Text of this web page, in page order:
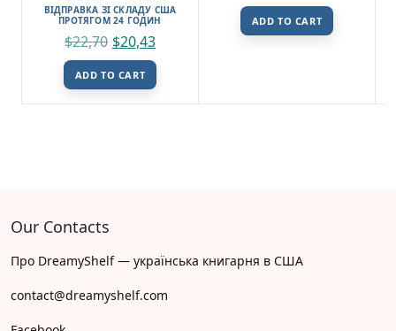
ВІДПРАВКА ЗІ СКЛАДУ США
ПРОТЯГОМ 24 ГОДИН
$22,70 $20,43
ADD TO CART
ADD TO CART
Our Contacts
Про DreamyShelf — українська книгарня в США
contact@dreamyshelf.com